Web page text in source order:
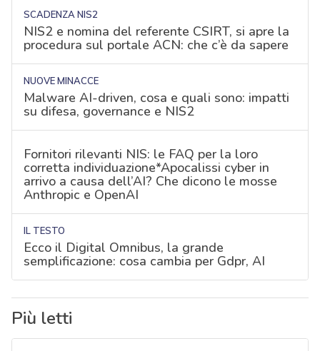
SCADENZA NIS2
NIS2 e nomina del referente CSIRT, si apre la
procedura sul portale ACN: che c’è da sapere
NUOVE MINACCE
Malware AI-driven, cosa e quali sono: impatti
su difesa, governance e NIS2
Fornitori rilevanti NIS: le FAQ per la loro
corretta individuazione*Apocalissi cyber in
arrivo a causa dell’AI? Che dicono le mosse
Anthropic e OpenAI
IL TESTO
Ecco il Digital Omnibus, la grande
semplificazione: cosa cambia per Gdpr, AI
Più letti